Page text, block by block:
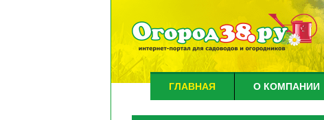
ГЛАВНАЯ О КОМПАНИИ